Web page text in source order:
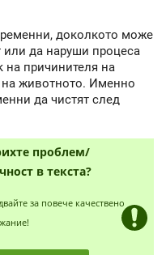
доколкото може
или да наруши процеса
на причинителя на
на животното. Именно
да чистят след
проблем/
в текста?
за повече качествено